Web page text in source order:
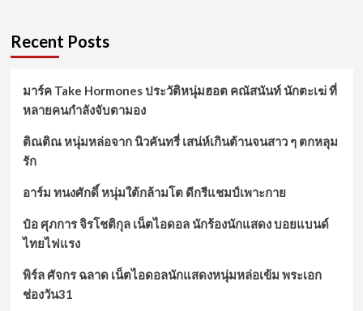
Recent Posts
มาร์ค Take Hormones ประวัติหนุ่มฮอต คณัสนันท์ นักตะเฆ่ ที่
หลายคนกำลังจับตามอง
ติณติณ หนุ่มหล่อจาก นิวคันทรี่ เสน่ห์เกินต้านจนสาว ๆ ตกหลุม
รัก
อาร์ม ทนงศักดิ์ หนุ่มใต้กล้ามโต ดีกรีแชมป์เพาะกาย
ป๋อ ศุภการ จิรโชติกุล เน็ตไอดอล นักร้องนักแสดง บอยแบนด์
ไทยไฟแรง
พิร์ล ศัจกร ฉลาด เน็ตไอดอลนักแสดงหนุ่มหล่อเข้ม พระเอก
ช่องวัน31